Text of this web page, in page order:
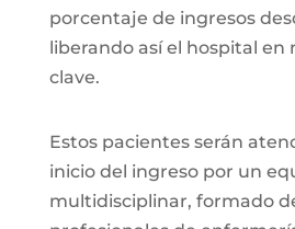
porcentaje de ingresos
liberando así el hospital en
clave.
Estos pacientes serán
inicio del ingreso por un
multidisciplinar, formado